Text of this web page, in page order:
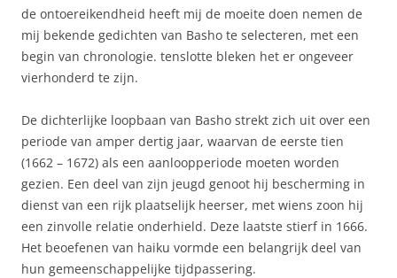
de ontoereikendheid heeft mij de moeite doen nemen de
mij bekende gedichten van Basho te selecteren, met een
begin van chronologie. tenslotte bleken het er ongeveer
vierhonderd te zijn.
De dichterlijke loopbaan van Basho strekt zich uit over een
periode van amper dertig jaar, waarvan de eerste tien
(1662 – 1672) als een aanloopperiode moeten worden
gezien. Een deel van zijn jeugd genoot hij bescherming in
dienst van een rijk plaatselijk heerser, met wiens zoon hij
een zinvolle relatie onderhield. Deze laatste stierf in 1666.
Het beoefenen van haiku vormde een belangrijk deel van
hun gemeenschappelijke tijdpassering.